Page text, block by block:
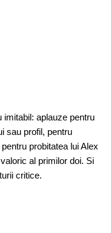
imitabil: aplauze pentru
sau profil, pentru
probitatea lui Alex
al primilor doi. Si
critice.